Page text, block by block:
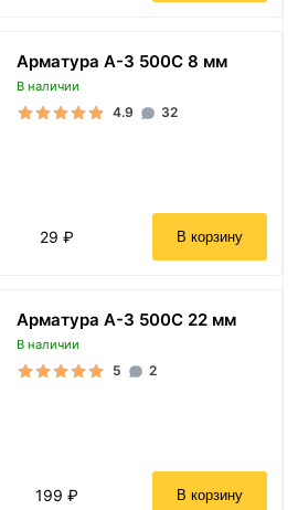
Арматура А-3 500С 8 мм
В наличии
4.9 32
29 ₽ В корзину
Арматура А-3 500С 22 мм
В наличии
5 2
199 ₽ В корзину